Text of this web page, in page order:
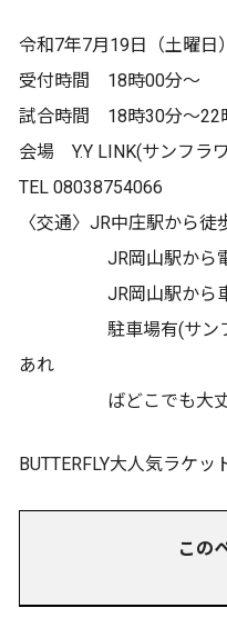
令和7年7月19日（土曜
受付時間 18時00分〜
試合時間 18時30分〜22
会場 Y.Y LINK(サンフラ
TEL 08038754066
〈交通〉JR中庄駅から徒
JR岡山駅から電車
JR岡山駅から車
駐車場有(サンフラ
あれ
ばどこでも大丈
BUTTERFLY大人気ラケッ
この